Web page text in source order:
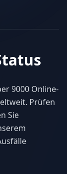
9000 Online-
Prüfen
Sie